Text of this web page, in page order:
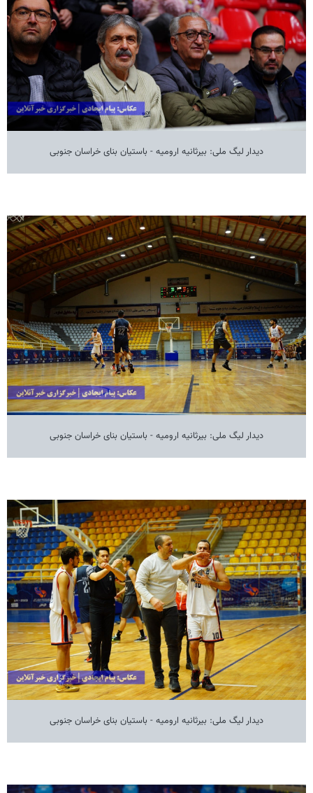
دیدار لیگ ملی: بیرثانیه ارومیه - باستیان بنای خراسان جنوبی
دیدار لیگ ملی: بیرثانیه ارومیه - باستیان بنای خراسان جنوبی
دیدار لیگ ملی: بیرثانیه ارومیه - باستیان بنای خراسان جنوبی